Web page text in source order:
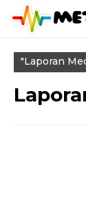
"laporan